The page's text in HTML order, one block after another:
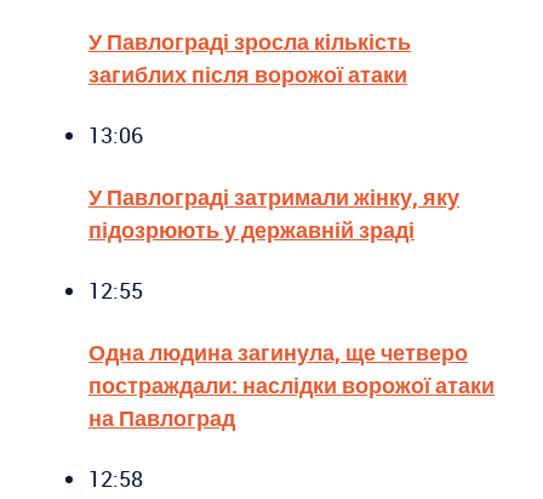
У Павлограді зросла кількість
загиблих після ворожої атаки
13:06
У Павлограді затримали жінку, яку
підозрюють у державній зраді
12:55
Одна людина загинула, ще четверо
постраждали: наслідки ворожої атаки
на Павлоград
12:58